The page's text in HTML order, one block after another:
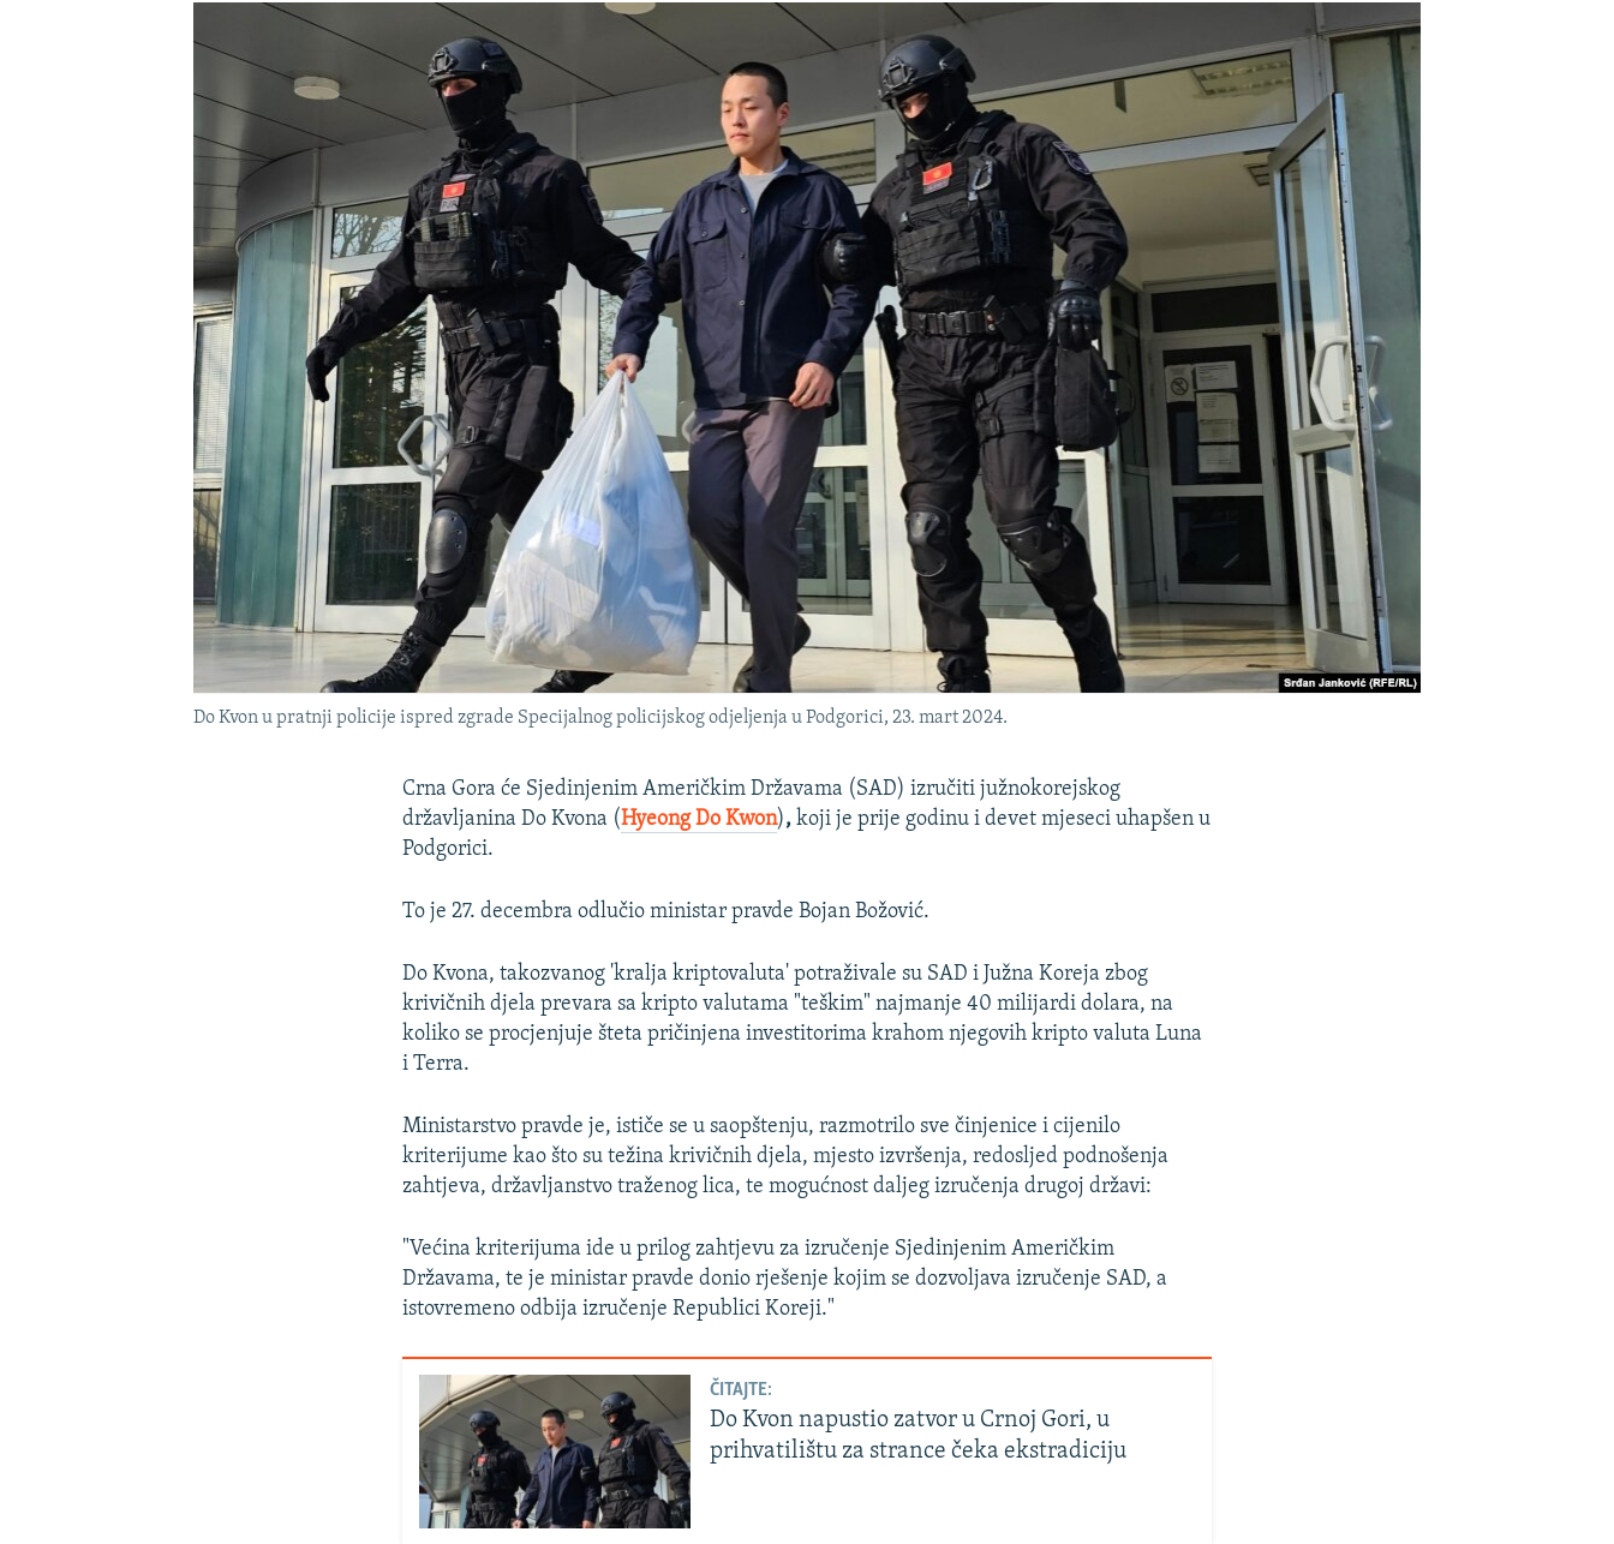
TRI DECENIJE OD RATA U BIH
NASTANAK I RASPAD JUGOSLAVIJE
Do Kvon u pratnji policije ispred zgrade Specijalnog policijskog odjeljenja u Podgorici, 23. mart 2024.
Crna Gora će Sjedinjenim Američkim Državama (SAD) izručiti južnokorejskog
državljanina Do Kvona (Hyeong Do Kwon), koji je prije godinu i devet mjeseci uhapšen u
Podgorici.
To je 27. decembra odlučio ministar pravde Bojan Božović.
Do Kvona, takozvanog 'kralja kriptovaluta' potraživale su SAD i Južna Koreja zbog
krivičnih djela prevara sa kripto valutama "teškim" najmanje 40 milijardi dolara, na
koliko se procjenjuje šteta pričinjena investitorima krahom njegovih kripto valuta Luna
i Terra.
Ministarstvo pravde je, ističe se u saopštenju, razmotrilo sve činjenice i cijenilo
kriterijume kao što su težina krivičnih djela, mjesto izvršenja, redosljed podnošenja
zahtjeva, državljanstvo traženog lica, te mogućnost daljeg izručenja drugoj državi:
"Većina kriterijuma ide u prilog zahtjevu za izručenje Sjedinjenim Američkim
Državama, te je ministar pravde donio rješenje kojim se dozvoljava izručenje SAD, a
istovremeno odbija izručenje Republici Koreji."
ČITAJTE:
Do Kvon napustio zatvor u Crnoj Gori, u
prihvatilištu za strance čeka ekstradiciju